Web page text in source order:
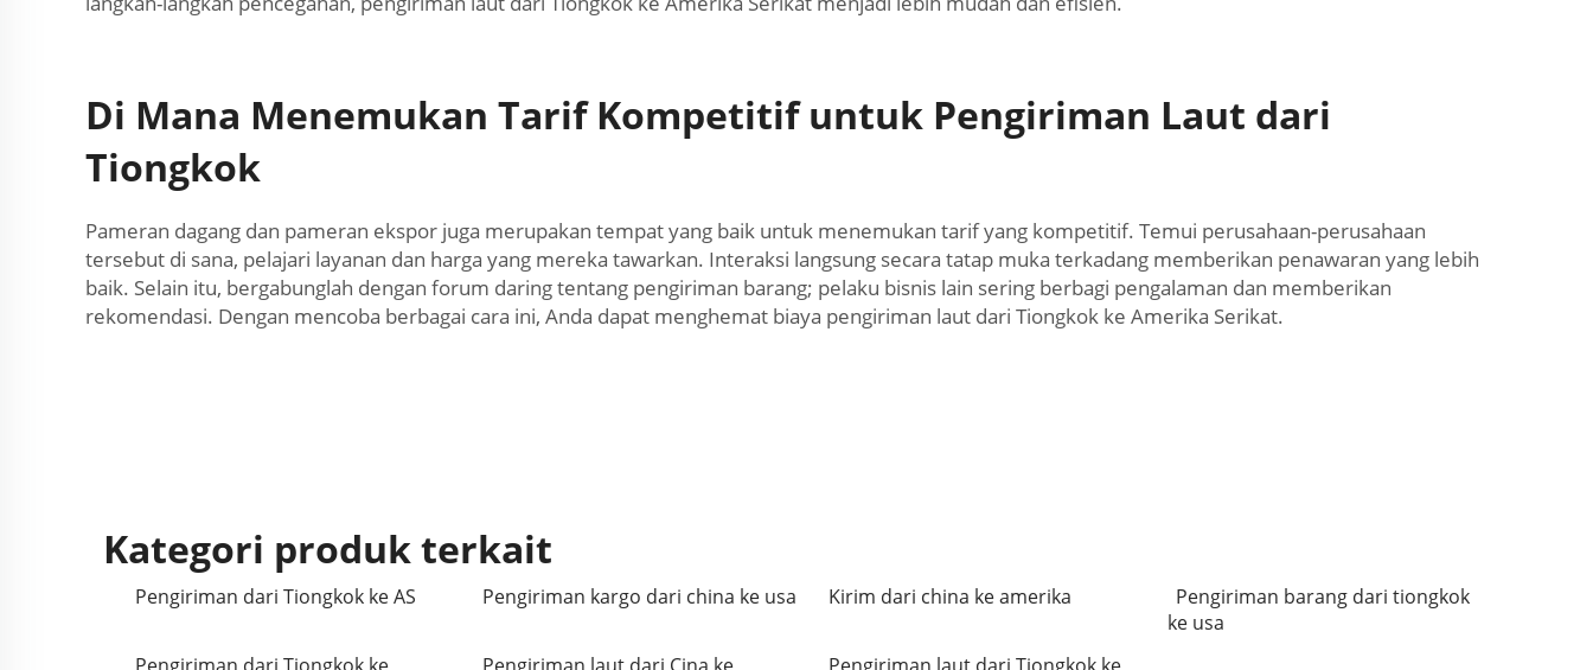
Di Mana Menemukan Tarif Kompetitif untuk Pengiriman Laut dari
Tiongkok
Pameran dagang dan pameran ekspor juga merupakan tempat yang baik untuk menemukan tarif yang kompetitif. Temui perusahaan-perusahaan
tersebut di sana, pelajari layanan dan harga yang mereka tawarkan. Interaksi langsung secara tatap muka terkadang memberikan penawaran yang lebih
baik. Selain itu, bergabunglah dengan forum daring tentang pengiriman barang; pelaku bisnis lain sering berbagi pengalaman dan memberikan
rekomendasi. Dengan mencoba berbagai cara ini, Anda dapat menghemat biaya pengiriman laut dari Tiongkok ke Amerika Serikat.
Kategori produk terkait
Pengiriman dari Tiongkok ke AS Pengiriman kargo dari china ke usa Kirim dari china ke amerika
Pengiriman barang dari tiongkok
ke usa